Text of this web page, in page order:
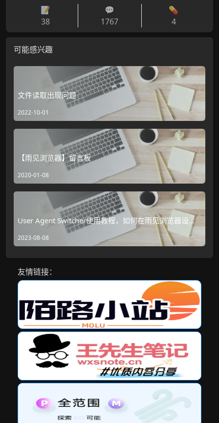
📝
38
💬
1767
💊
4
可能感兴趣
文件读取出现问题
2022-10-01
【雨见浏览器】留言板
2020-01-08
User Agent Switcher使用教程，如何在雨见浏览器设置
2023-08-08
友情链接：